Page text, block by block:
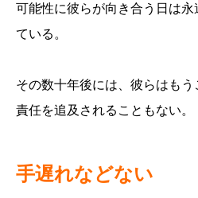
可能性に彼らが向き合う日は
ている。
その数十年後には、彼らはも
責任を追及されることもない。
手遅れなどない